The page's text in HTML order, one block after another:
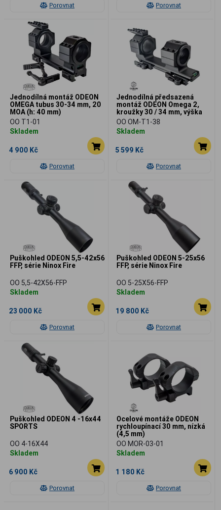
Porovnat Porovnat
Porovnat
Jednodílná montáž ODEON
OMEGA tubus 30-34 mm, 20
MOA (h: 40 mm)
OO T1-01
Skladem
4 900 Kč
Porovnat
Jednodílná předsazená
montáž ODEON Omega 2,
kroužky 30 / 34 mm, výška
38 mm, 20 MOA
OO OM-T1-38
Skladem
5 599 Kč
Porovnat
Puškohled ODEON 5,5-42x56
FFP, série Ninox Fire
OO 5,5-42X56-FFP
Skladem
23 000 Kč
Porovnat
Puškohled ODEON 5-25x56
FFP, série Ninox Fire
OO 5-25X56-FFP
Skladem
19 800 Kč
Porovnat
Puškohled ODEON 4 -16x44
SPORTS
OO 4-16X44
Skladem
6 900 Kč
Porovnat
Ocelové montáže ODEON
rychloupínací 30 mm, nízká
(4,5 mm)
OO MOR-03-01
Skladem
1 180 Kč